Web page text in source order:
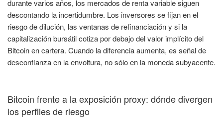
durante varios años, los mercados de renta variable siguen
descontando la incertidumbre. Los inversores se fijan en el
riesgo de dilución, las ventanas de refinanciación y si la
capitalización bursátil cotiza por debajo del valor implícito del
Bitcoin en cartera. Cuando la diferencia aumenta, es señal de
desconfianza en la envoltura, no sólo en la moneda subyacente.
Bitcoin frente a la exposición proxy: dónde divergen
los perfiles de riesgo